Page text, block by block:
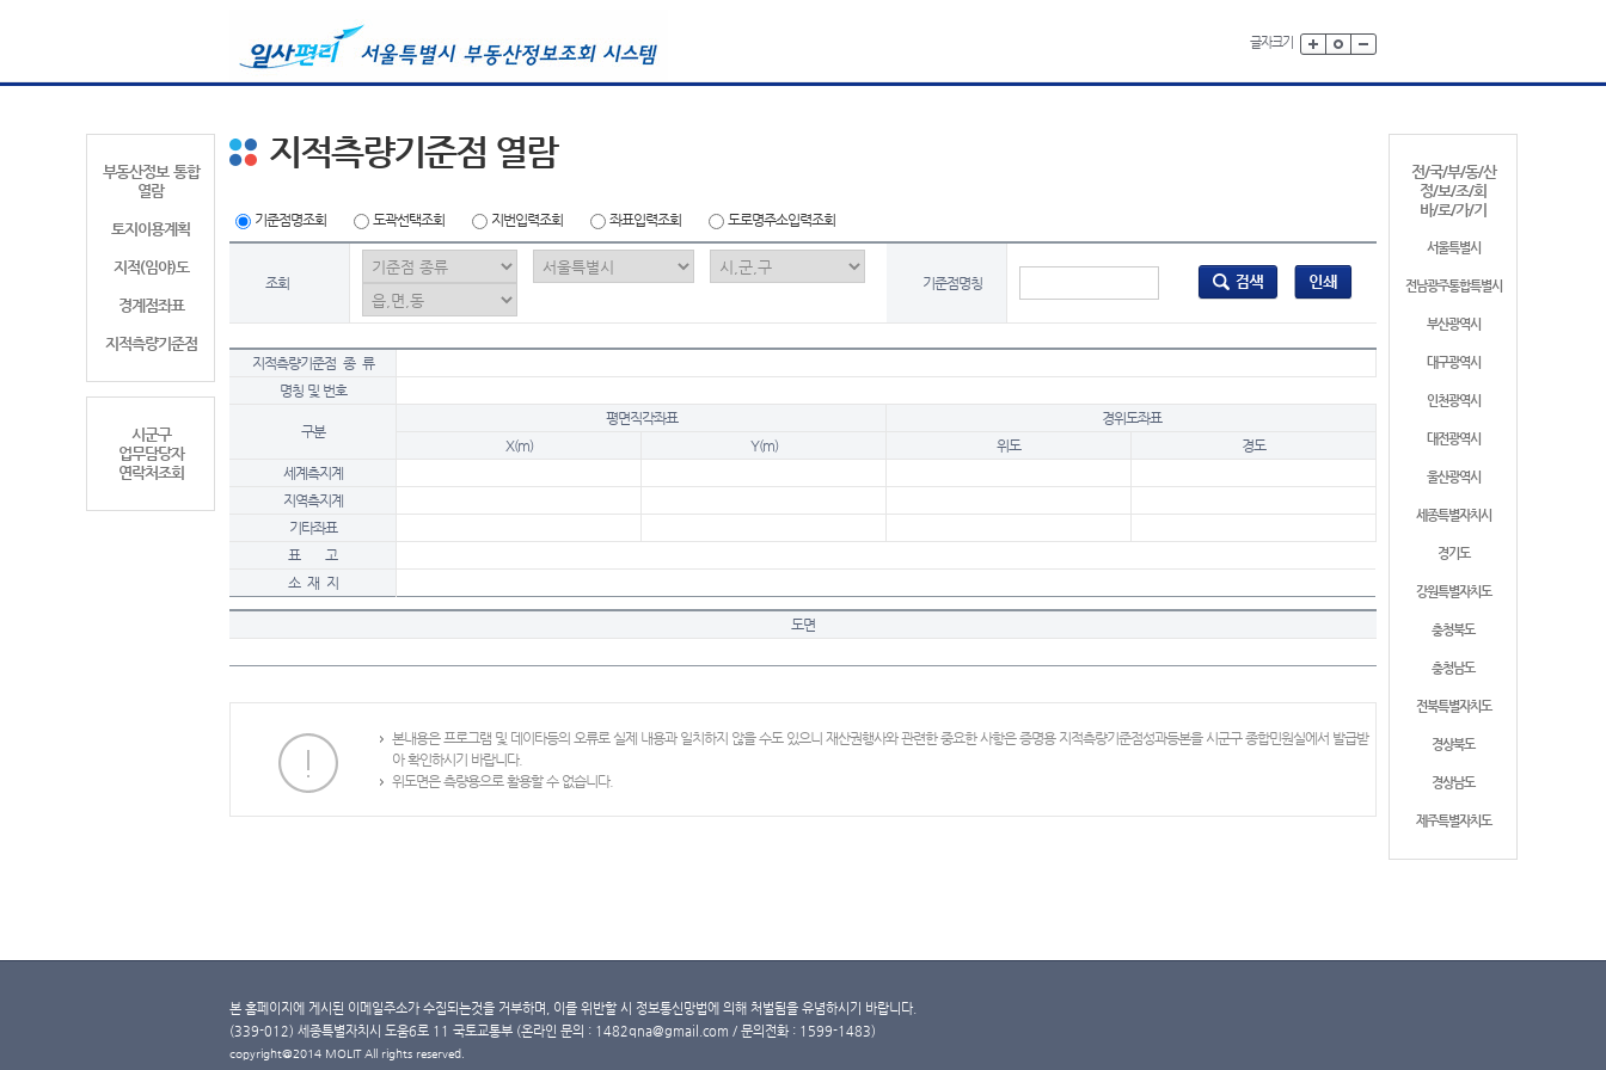
글자크기
부동산정보 통합
열람
토지이용계획
지적(임야)도
경계점좌표
지적측량기준점
시군구
업무담당자
연락처조회
전/국/부/동/산
정/보/조/회
바/로/가/기
서울특별시
전남광주통합특별시
부산광역시
대구광역시
인천광역시
대전광역시
울산광역시
세종특별자치시
경기도
강원특별자치도
충청북도
충청남도
전북특별자치도
경상북도
경상남도
제주특별자치도
지적측량기준점 열람
기준점명조회 도곽선택조회 지번입력조회 좌표입력조회 도로명주소입력조회
조회 기준점명칭
지적측량기준점 종 류
명칭 및 번호
구분
평면직각좌표
경위도좌표
X(m)
Y(m) 위도
경도
세계측지계
지역측지계
기타좌표
표 고
소 재 지
도면
본내용은 프로그램 및 데이타등의 오류로 실제 내용과 일치하지 않을 수도 있으니 재산권행사와 관련한 중요한 사항은 증명용 지적측량기준점성과등본을 시군구 종합민원실에서 발급받
아 확인하시기 바랍니다.
위도면은 측량용으로 활용할 수 없습니다.
본 홈페이지에 게시된 이메일주소가 수집되는것을 거부하며, 이를 위반할 시 정보통신망법에 의해 처벌됨을 유념하시기 바랍니다.
(339-012) 세종특별자치시 도움6로 11 국토교통부 (온라인 문의 : 1482qna@gmail.com / 문의전화 : 1599-1483)
copyright@2014 MOLIT All rights reserved.